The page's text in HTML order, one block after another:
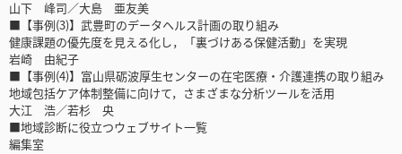
山下 峰司／大島 亜友美
■【事例(3)】武豊町のデータヘルス計画の取り組み
健康課題の優先度を見える化し，「裏づけある保健活動」を実現
岩崎 由紀子
■【事例(4)】富山県砺波厚生センターの在宅医療・介護連携の取り組み
地域包括ケア体制整備に向けて，さまざまな分析ツールを活用
大江 浩／若杉 央
■地域診断に役立つウェブサイト一覧
編集室